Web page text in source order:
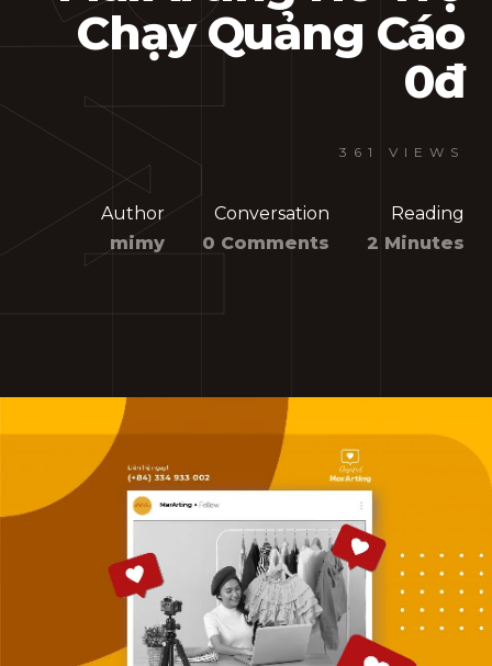
Chạy Quảng Cáo
0đ
361 VIEWS
Author
mimy
Conversation
0 Comments
Reading
2 Minutes